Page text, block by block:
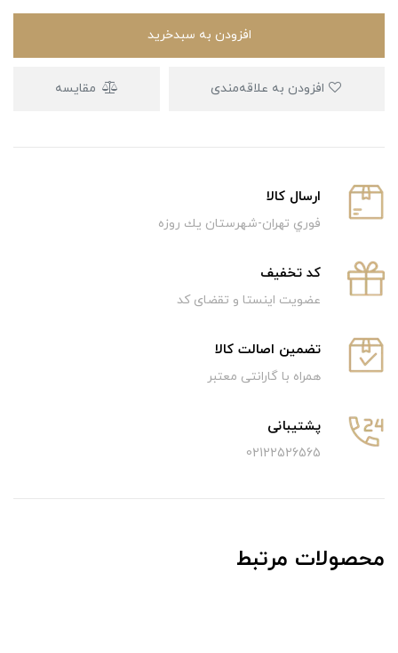
افزودن به سبدخرید
مقایسه
ارسال كالا
فوري تهران-شهرستان يك روزه
كد تخفيف
عضویت اینستا و تقضای کد
تضمین اصالت کالا
همراه با گارانتی معتبر
پشتیبانی
02122526565
محصولات مرتبط